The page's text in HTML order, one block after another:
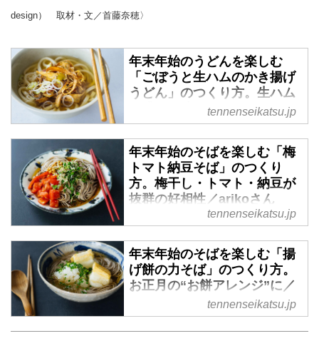
design） 取材・文／首藤奈穂〉
年末年始のうどんを楽しむ
「ごぼうと生ハムのかき揚げ
うどん」のつくり方。生ハム
の濃厚な味わいで、いつもよ
り少しリッチに／arikoさん
食欲そそる手料理や信頼できるお
店情報など、センスのいい食のイ
ンスタグラムで熱烈な支持を集め
るファッション・エディターさん
のarikoさん。簡単だけど凝ってみ
える。意外な食材の組み合わせで
新しい味に出合える。そんな食の
アイデア無限大のarikoさんに、忙
しい年末年始や冬休みのランチに
ぴったりのうどんの新しい食べ方
を教えてもらいました。今回は生
tennenseikatsu.jp
年末年始のそばを楽しむ「梅
トマト納豆そば」のつくり
方。梅干し・トマト・納豆が
抜群の好相性／arikoさん
食欲そそる手料理や信頼できるお
店情報など、センスのいい食のイ
ンスタグラムで熱烈な支持を集め
るファッション・エディターさん
のarikoさん。簡単だけど凝ってみ
える。意外な食材の組み合わせで
新しい味に出合える。そんな食の
tennenseikatsu.jp
年末年始のそばを楽しむ「揚
げ餅の力そば」のつくり方。
お正月の“お餅アレンジ”に／
tennenseikatsu.jp